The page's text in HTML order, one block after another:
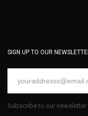
SIGN UP TO OUR
Subscribe to our